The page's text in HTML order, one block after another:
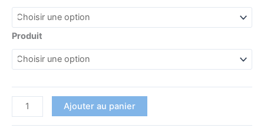
Produit
Ajouter au panier